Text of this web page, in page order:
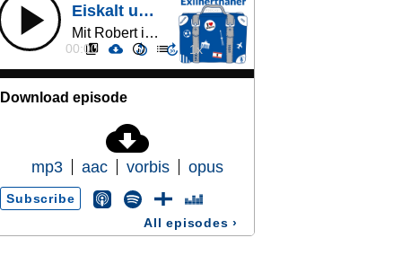
Eiskalt und effizient (156)
Mit Robert in Bonn
00:00
Download episode
mp3 aac vorbis opus
Subscribe
All episodes ›